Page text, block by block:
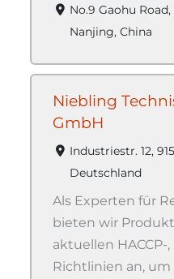
No.9 Gaohu Road,
Nanjing, China
Niebling
GmbH
Industriestr. 12,
Deutschland
Als Experten für
bieten wir
aktuellen HACCP-
Richtlinien an,